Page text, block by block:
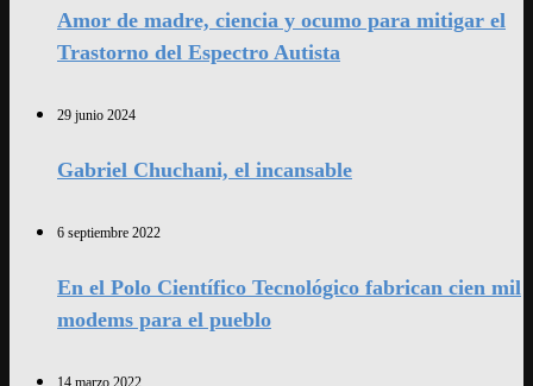
Amor de madre, ciencia y ocumo para mitigar el
Trastorno del Espectro Autista
29 junio 2024
Gabriel Chuchani, el incansable
6 septiembre 2022
En el Polo Científico Tecnológico fabrican cien mil
modems para el pueblo
14 marzo 2022